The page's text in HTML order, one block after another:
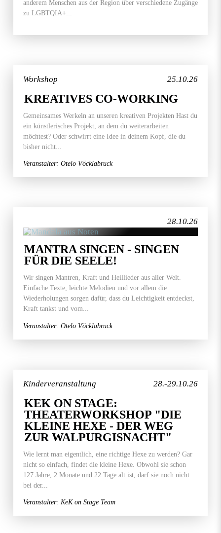
anderem Menschen aus der Region über verschiedene Zugänge
zu LGBTQIA+...
25.10.26
Workshop
KREATIVES CO-WORKING
Gemeinsames Werkeln an unseren kreativen Projekten Hast du
ein künstlerisches Projekt, an dem du weiterarbeiten
möchtest? Oder schwirrt eine Idee in deinem Kopf, die du
bisher nicht...
Veranstalter: Otelo Vöcklabruck
28.10.26
MANTRA SINGEN - SINGEN
FÜR DIE SEELE!
Wir singen Mantren, Kraft und Heillieder aus aller Welt.
Einfache Texte, leichte Melodien und vor allem die
Wiederholungen sorgen dafür, dass du Leichtigkeit entdeckst,
Kraft tankst und vom...
Veranstalter: Otelo Vöcklabruck
28.-29.10.26
Kinderveranstaltung
KEK ON STAGE:
THEATERWORKSHOP "DIE
KLEINE HEXE - DER WEG
ZUR WALPURGISNACHT"
Wie lernt man eigentlich, eine richtige Hexe zu werden? Gar
nicht so einfach, findet die kleine Hexe. Obwohl sie schon
127 Jahre, 2 Monate und 22 Tage alt ist, darf sie noch nicht
bei der...
Veranstalter: KeK on Stage Team